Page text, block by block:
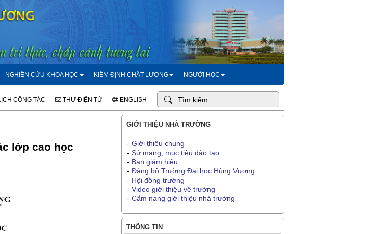
NGHIÊN CỨU KHOA HỌC KIỂM ĐỊNH CHẤT LƯỢNG NGƯỜI HỌC
CÔNG TÁC THƯ ĐIỆN TỬ ENGLISH
lớp cao học
GIỚI THIỆU NHÀ TRƯỜNG
- Giới thiệu chung
- Sứ mạng, mục tiêu đào tạo
- Ban giám hiệu
- Đảng bộ Trường Đại học Hùng Vương
- Hội đồng trường
- Video giới thiệu về trường
- Cẩm nang giới thiệu nhà trường
THÔNG TIN